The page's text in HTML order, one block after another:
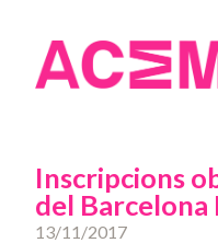
Inscripcions
del Barcelona
13/11/2017